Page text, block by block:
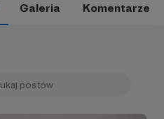
Galeria Komentarze